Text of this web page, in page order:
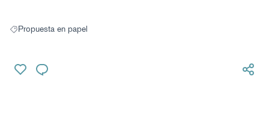
Resultados al filtrar por: Propuesta en papel
Propuesta en papel